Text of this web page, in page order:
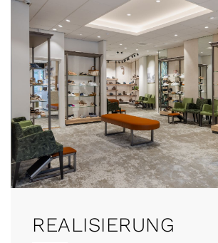
REALISIERUNG